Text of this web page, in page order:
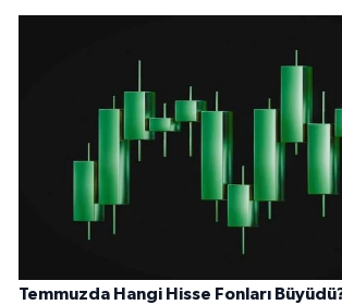
Temmuzda Hangi Hisse Fonları